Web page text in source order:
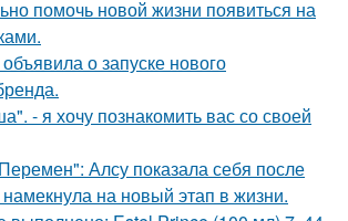
помочь новой жизни появиться на
о запуске нового
- я хочу познакомить вас со своей
Алсу показала себя после
на новый этап в жизни.